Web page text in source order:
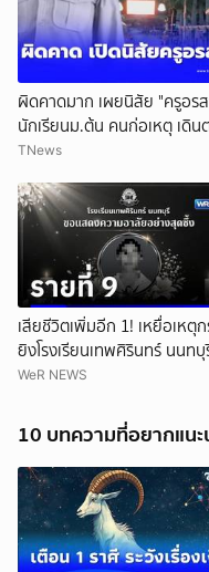
ผิดคาดมาก เผยนิสัย "ครูอร
นักเรียนม.ต้น คนก่อเหตุ เดิน
หา
TNews
เสียชีวิตเพิ่มอีก 1! เหยื่อเหตุ
ยิงโรงเรียนเทพศิรินทร์ นนทบุ
ยอดเสียชีวิตสะสมรวมเป็น 9 ร
WeR NEWS
10 บทความที่อยากแน